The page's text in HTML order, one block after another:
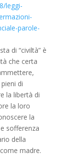
leggi-
parole-
di “civiltà” è
che certa
di
la libertà di
la loro
la
sofferenza
della
madre.